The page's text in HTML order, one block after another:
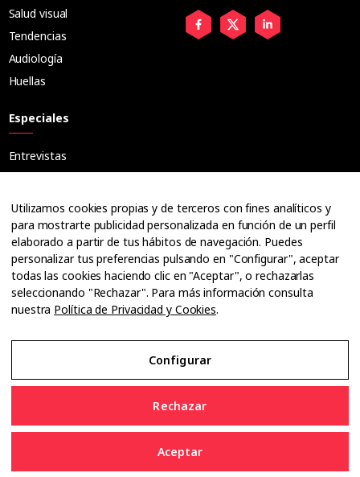
Salud visual
Tendencias
Audiología
Huellas
Especiales
Entrevistas
Ópticos
Cuadernos
Guías
Dossier
Anuarios
Ofertas de empleo
Utilizamos cookies propias y de terceros con fines analíticos y
para mostrarte publicidad personalizada en función de un perfil
elaborado a partir de tus hábitos de navegación. Puedes
personalizar tus preferencias pulsando en "Configurar", aceptar
todas las cookies haciendo clic en "Aceptar", o rechazarlas
seleccionando "Rechazar". Para más información consulta
nuestra Política de Privacidad y Cookies.
Configurar
Rechazar
Aceptar
Aviso Legal
Política de Privacidad y Cookies
Configurar